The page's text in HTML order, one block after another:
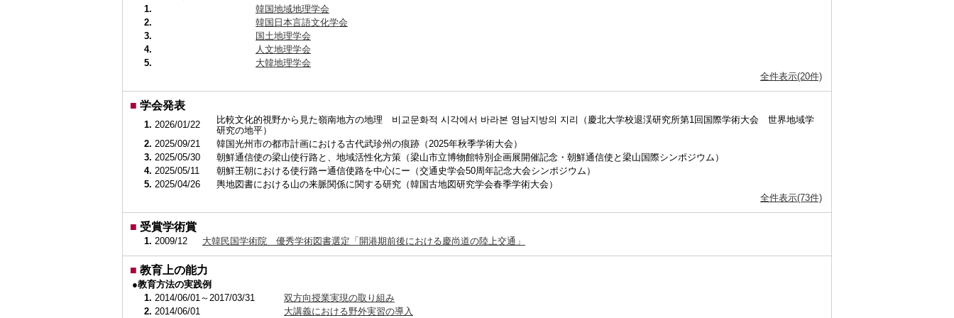
1.
韓国地域地理学会
2.
韓国日本言語文化学会
3.
国土地理学会
4.
人文地理学会
5.
大韓地理学会
全件表示(20件)
■ 学会発表
1. 2026/01/22
比較文化的視野から見た嶺南地方の地理 비교문화적 시각에서 바라본 영남지방의 지리（慶北大学校退渓研究所第1回国際学術大会 世界地域学
研究の地平）
2. 2025/09/21
韓国光州市の都市計画における古代武珍州の痕跡（2025年秋季学術大会）
3. 2025/05/30
朝鮮通信使の梁山使行路と、地域活性化方策（梁山市立博物館特別企画展開催記念・朝鮮通信使と梁山国際シンポジウム）
4. 2025/05/11
朝鮮王朝における使行路ー通信使路を中心にー（交通史学会50周年記念大会シンポジウム）
5. 2025/04/26
輿地図書における山の来脈関係に関する研究（韓国古地図研究学会春季学術大会）
全件表示(73件)
■ 受賞学術賞
1. 2009/12 大韓民国学術院 優秀学術図書選定「開港期前後における慶尚道の陸上交通」
■ 教育上の能力
●教育方法の実践例
1. 2014/06/01～2017/03/31
双方向授業実現の取り組み
2. 2014/06/01 大講義における野外実習の導入